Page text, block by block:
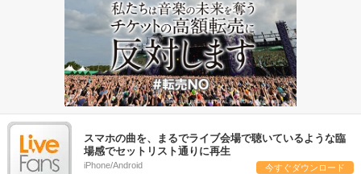
スマホの曲を、まるでライブ会場で聴いているような臨
場感でセットリスト通りに再生
iPhone/Android 今すぐダウンロード